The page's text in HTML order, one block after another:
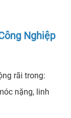
Nghiệp
rãi trong:
nặng, linh